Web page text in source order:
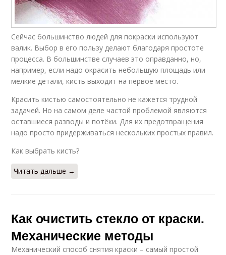
Сейчас большинство людей для покраски используют
валик. Выбор в его пользу делают благодаря простоте
процесса. В большинстве случаев это оправданно, но,
например, если надо окрасить небольшую площадь или
мелкие детали, кисть выходит на первое место.
Красить кистью самостоятельно не кажется трудной
задачей. Но на самом деле частой проблемой являются
оставшиеся разводы и потёки. Для их предотвращения
надо просто придерживаться нескольких простых правил.
Как выбрать кисть?
Читать дальше →
Как очистить стекло от краски.
Механические методы
Механический способ снятия краски – самый простой